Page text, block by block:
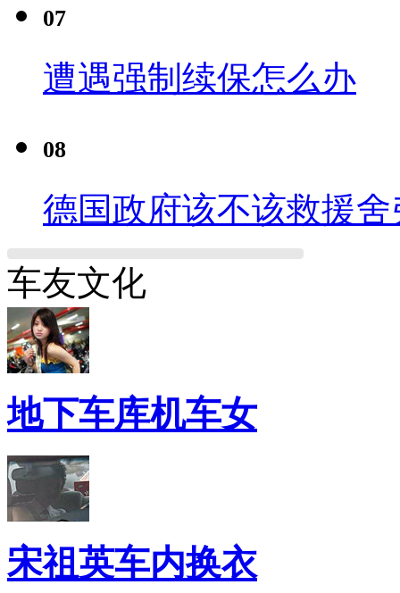
07
遭遇强制续保怎么办
08
德国政府该不该救援舍
车友文化
地下车库机车女
宋祖英车内换衣